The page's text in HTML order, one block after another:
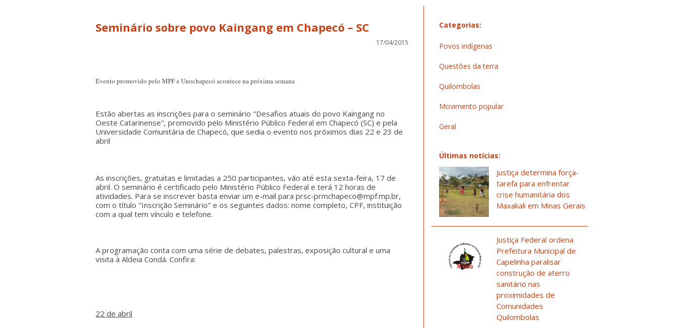
Seminário sobre povo Kaingang em Chapecó‏ – SC
17/04/2015
Evento promovido pelo MPF e Unochapecó acontece na próxima semana
Estão abertas as inscrições para o seminário "Desafios atuais do povo Kaingang no
Oeste Catarinense", promovido pelo Ministério Público Federal em Chapecó (SC) e pela
Universidade Comunitária de Chapecó, que sedia o evento nos próximos dias 22 e 23 de
abril
As inscrições, gratuitas e limitadas a 250 participantes, vão até esta sexta-feira, 17 de
abril. O seminário é certificado pelo Ministério Público Federal e terá 12 horas de
atividades. Para se inscrever basta enviar um e-mail para prsc-prmchapeco@mpf.mp.br,
com o título "Inscrição Seminário" e os seguintes dados: nome completo, CPF, instituição
com a qual tem vínculo e telefone.
A programação conta com uma série de debates, palestras, exposição cultural e uma
visita à Aldeia Condá. Confira:
22 de abril
Categorias:
Povos indígenas
Questões da terra
Quilombolas
Movimento popular
Geral
Últimas notícias:
Justiça determina força-
tarefa para enfrentar
crise humanitária dos
Maxakali em Minas Gerais
Justiça Federal ordena
Prefeitura Municipal de
Capelinha paralisar
construção de aterro
sanitário nas
proximidades de
Comunidades
Quilombolas